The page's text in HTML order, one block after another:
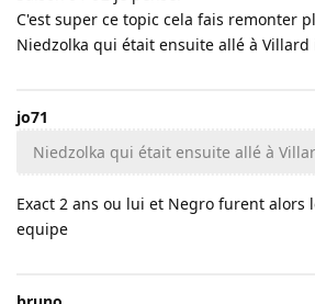
C'est super ce topic cela fais remonter
Niedzolka qui était ensuite allé à Villard
jo71
Niedzolka qui était ensuite allé à
Exact 2 ans ou lui et Negro furent alors
equipe